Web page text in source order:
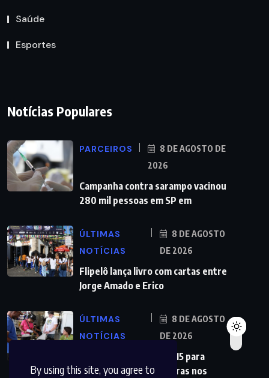
By using this site, you agree to
Saúde
Esportes
Notícias Populares
PARCEIROS
8 DE AGOSTO DE
2026
Campanha contra sarampo vacinou
280 mil pessoas em SP em
ÚLTIMAS
NOTÍCIAS
8 DE AGOSTO
DE 2026
Flipelô lança livro com cartas entre
Jorge Amado e Erico
ÚLTIMAS
NOTÍCIAS
8 DE AGOSTO
DE 2026
Partidos têm até o dia 15 para
registrarem candidaturas nos